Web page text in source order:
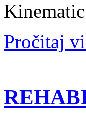
Pročitaj